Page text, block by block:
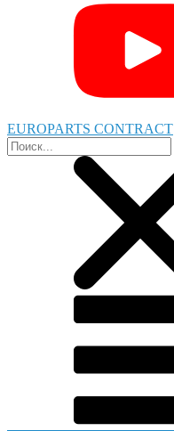
EUROPARTS CONTRACT